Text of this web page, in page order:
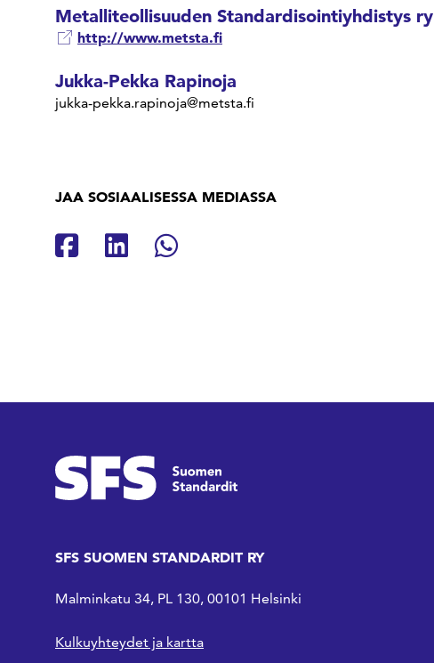
Metalliteollisuuden Standardisointiyhdistys ry
http://www.metsta.fi
Jukka-Pekka Rapinoja
jukka-pekka.rapinoja@metsta.fi
JAA SOSIAALISESSA MEDIASSA
Jaa Facebookissa
Jaa Linkedinissä
Jaa Whatsappissa
SFS SUOMEN STANDARDIT RY
Malminkatu 34, PL 130, 00101 Helsinki
Kulkuyhteydet ja kartta